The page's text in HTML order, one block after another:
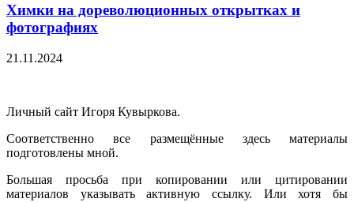
Химки на дореволюционных открытках и
фотографиях
21.11.2024
Личный сайт Игоря Кувыркова.
Соответственно все размещённые здесь материалы
подготовлены мной.
Большая просьба при копировании или цитировании
материалов указывать активную ссылку. Или хотя бы